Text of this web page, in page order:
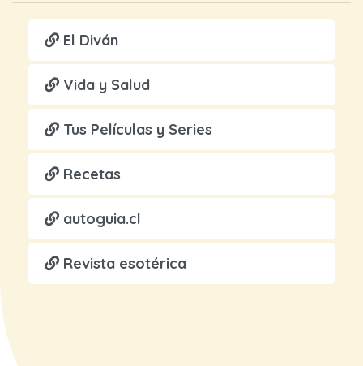
El Diván
Vida y Salud
Tus Películas y Series
Recetas
autoguia.cl
Revista esotérica